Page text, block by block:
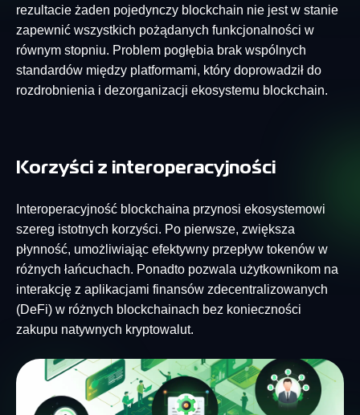
rezultacie żaden pojedynczy blockchain nie jest w stanie
zapewnić wszystkich pożądanych funkcjonalności w
równym stopniu. Problem pogłębia brak wspólnych
standardów między platformami, który doprowadził do
rozdrobnienia i dezorganizacji ekosystemu blockchain.
Korzyści z interoperacyjności
Interoperacyjność blockchaina przynosi ekosystemowi
szereg istotnych korzyści. Po pierwsze, zwiększa
płynność, umożliwiając efektywny przepływ tokenów w
różnych łańcuchach. Ponadto pozwala użytkownikom na
interakcję z aplikacjami finansów zdecentralizowanych
(DeFi) w różnych blockchainach bez konieczności
zakupu natywnych kryptowalut.